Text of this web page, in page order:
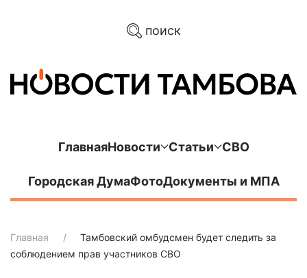
поиск
ГлавнаяНовости Статьи СВО
Городская ДумаФотоДокументы и МПА
Главная
Тамбовский омбудсмен будет следить за
соблюдением прав участников СВО